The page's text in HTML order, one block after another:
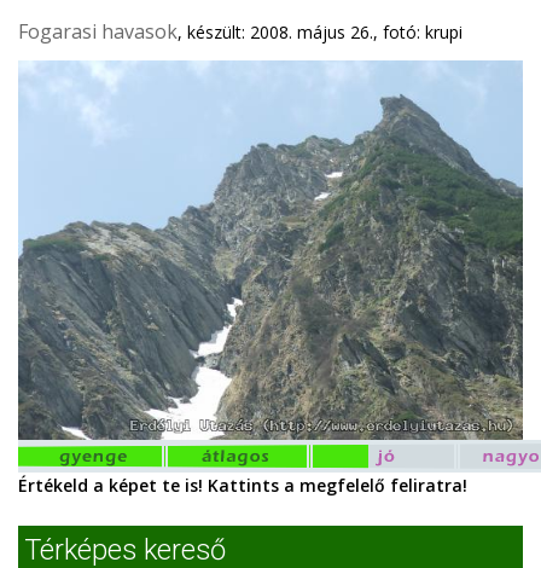
Fogarasi havasok, készült: 2008. május 26., fotó: krupi
Értékeld a képet te is! Kattints a megfelelő feliratra!
Térképes kereső